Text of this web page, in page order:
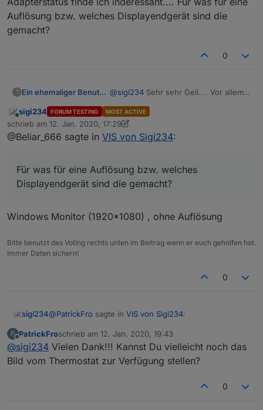
View_BackItup_sigi234.txt
material-design-widgets-v0-4-x
VIEW_Alexa_Multiroom_sigi234.txt
die korrekte Temperatur auf dem Abbild des
Thermostates angezeigt wird?
VIEW_Heizung_1.txt
Auflösung bzw. welches Displayendgerät sind die
gemacht?
0
? Ein ehemaliger Benutzer @sigi234 Sehr sehr Geil.... Vor allem
ich inderessant.... Für was für eine
Auflösung bzw. welches
Displayendgerät sind die gemacht?
Online
sigi234 FORUM TESTING MOST ACTIVE
schrieb am 12. Jan. 2020, 17:29
zuletzt editiert von sigi2341. Dez. 2020, 18:31
@Beliar_666 sagte in VIS von Sigi234:
Für was für eine Auflösung bzw. welches
Displayendgerät sind die gemacht?
Windows Monitor (1920*1080) , ohne Auflösung
Bitte benutzt das Voting rechts unten im Beitrag wenn er euch geholfen hat.
Immer Daten sichern!
0
sigi234@PatrickFro sagte in VIS von Sigi234:
@sigi234Würdest Du den Heizungs-View zur
Verfügung stellen? Sehe ich richtig, dass sogar
die korrekte Temperatur auf dem Abbild des
VIEW_Heizung_1.txt
P
Offline
PatrickFroschrieb am 12. Jan. 2020, 19:43
zuletzt editiert von
@sigi234 Vielen Dank!!! Kannst Du vielleicht noch das
Bild vom Thermostat zur Verfügung stellen?
0